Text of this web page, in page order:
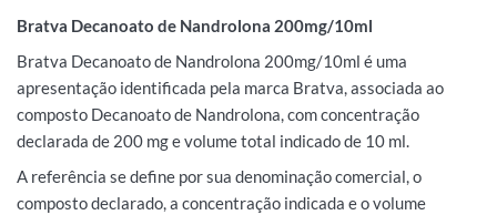
Bratva Decanoato de Nandrolona 200mg/10ml
Bratva Decanoato de Nandrolona 200mg/10ml é uma
apresentação identificada pela marca Bratva, associada ao
composto Decanoato de Nandrolona, com concentração
declarada de 200 mg e volume total indicado de 10 ml.
A referência se define por sua denominação comercial, o
composto declarado, a concentração indicada e o volume